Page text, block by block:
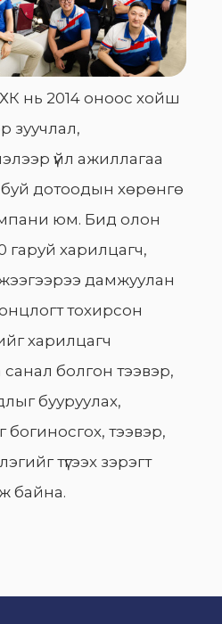
нь 2014 оноос хойш
зуучлал,
үйл ажиллагаа
буй дотоодын хөрөнгө
юм. Бид олон
гаруй харилцагч,
дамжуулан
тохирсон
харилцагч
санал болгон тээвэр,
бууруулах,
богиносгох, тээвэр,
түгээх зэрэгт
байна.